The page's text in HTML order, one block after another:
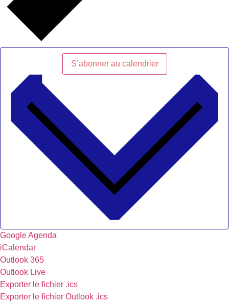
S’abonner au calendrier
Google Agenda
iCalendar
Outlook 365
Outlook Live
Exporter le fichier .ics
Exporter le fichier Outlook .ics